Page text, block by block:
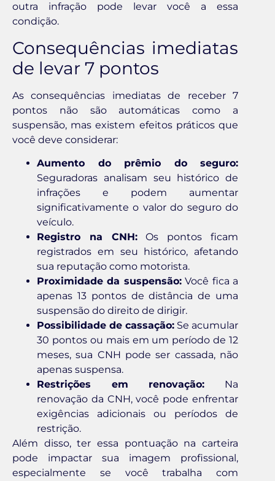
outra infração pode levar você a essa
condição.
Consequências imediatas
de levar 7 pontos
As consequências imediatas de receber 7
pontos não são automáticas como a
suspensão, mas existem efeitos práticos que
você deve considerar:
Aumento do prêmio do seguro:
Seguradoras analisam seu histórico de
infrações e podem aumentar
significativamente o valor do seguro do
veículo.
Registro na CNH:Os pontos ficam
registrados em seu histórico, afetando
sua reputação como motorista.
Proximidade da suspensão:Você fica a
apenas 13 pontos de distância de uma
suspensão do direito de dirigir.
Possibilidade de cassação: Se acumular
30 pontos ou mais em um período de 12
meses, sua CNH pode ser cassada, não
apenas suspensa.
Restrições em renovação: Na
renovação da CNH, você pode enfrentar
exigências adicionais ou períodos de
restrição.
Além disso, ter essa pontuação na carteira
pode impactar sua imagem profissional,
especialmente se você trabalha com